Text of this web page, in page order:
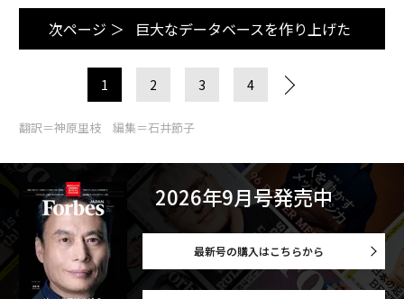
次ページ ＞ 巨大なデータベースを作り上げた
1 2 3 4
翻訳＝神原里枝 編集＝石井節子
2026年9月号発売中
最新号の購入はこちらから